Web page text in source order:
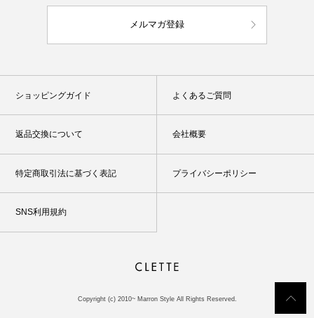
メルマガ登録
ショッピングガイド よくあるご質問
返品交換について 会社概要
特定商取引法に基づく表記 プライバシーポリシー
SNS利用規約
Copyright (c) 2010~ Marron Style All Rights Reserved.